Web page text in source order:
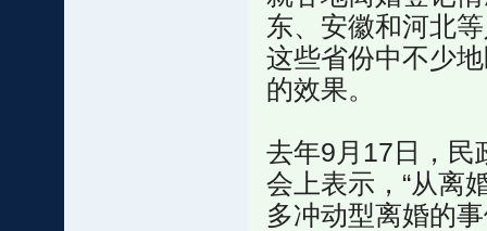
东、安徽和河北
这些省份中不少
的效果。
去年9月17日，民
会上表示，“从离
多冲动型离婚的